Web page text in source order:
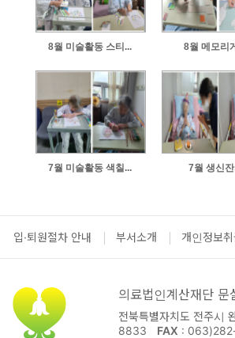
8월 미술활동 스티... 8월 메모리
7월 미술활동 색칠... 7월 생신잔
입·퇴원절차 안내 부서소개 개인정보
의료법인계산재단 문
전북특별자치도 전주시
8833
FAX :